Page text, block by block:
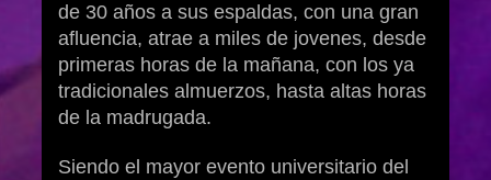
de 30 años a sus espaldas, con una gran
afluencia, atrae a miles de jovenes, desde
primeras horas de la mañana, con los ya
tradicionales almuerzos, hasta altas horas
de la madrugada.
Siendo el mayor evento universitario del